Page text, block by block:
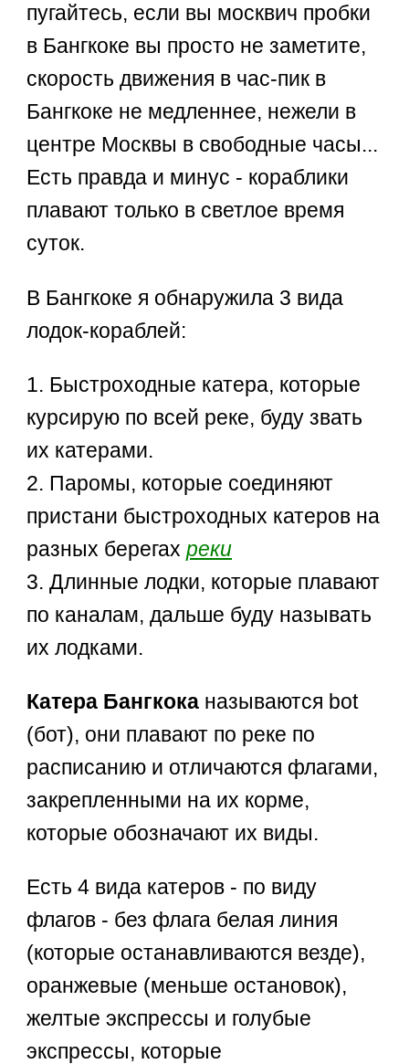
пугайтесь, если вы москвич пробки
в Бангкоке вы просто не заметите,
скорость движения в час-пик в
Бангкоке не медленнее, нежели в
центре Москвы в свободные часы...
Есть правда и минус - кораблики
плавают только в светлое время
суток.
В Бангкоке я обнаружила 3 вида
лодок-кораблей:
1. Быстроходные катера, которые
курсирую по всей реке, буду звать
их катерами.
2. Паромы, которые соединяют
пристани быстроходных катеров на
разных берегахреки
3. Длинные лодки, которые плавают
по каналам, дальше буду называть
их лодками.
Катера Бангкока называются bot
(бот), они плавают по реке по
расписанию и отличаются флагами,
закрепленными на их корме,
которые обозначают их виды.
Есть 4 вида катеров - по виду
флагов - без флага белая линия
(которые останавливаются везде),
оранжевые (меньше остановок),
желтые экспрессы и голубые
экспрессы, которые